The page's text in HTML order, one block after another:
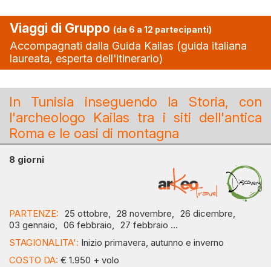
Viaggi di Gruppo (da 6 a 12 partecipanti)
Accompagnati dalla Guida Kailas (guida italiana
laureata, esperta dell'itinerario)
In Tunisia inseguendo la Storia, con
l'archeologo Kailas tra i siti dell'antica
Roma e le oasi di montagna
8 giorni
PARTENZE: 25 ottobre, 28 novembre, 26 dicembre,
03 gennaio, 06 febbraio, 27 febbraio ...
STAGIONALITA': Inizio primavera, autunno e inverno
COSTO DA: € 1.950 + volo